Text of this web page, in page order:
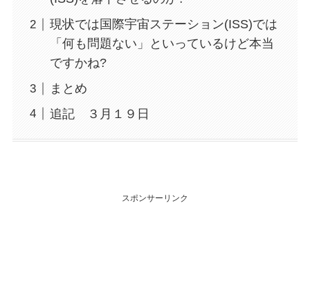
現状では国際宇宙ステーション(ISS)では
「何も問題ない」といっているけど本当
ですかね?
まとめ
追記 ３月１９日
スポンサーリンク